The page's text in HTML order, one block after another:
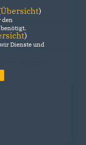
Übersicht)
den
)
Dienste und